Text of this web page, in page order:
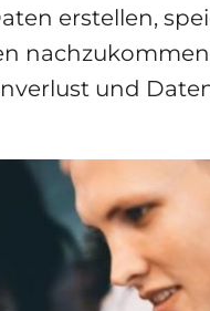
erstellen,
und